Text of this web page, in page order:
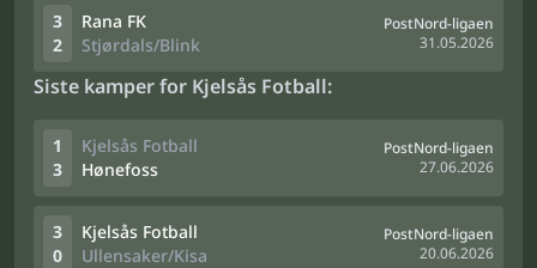
3
2
Rana FK
Stjørdals/Blink
PostNord-ligaen
31.05.2026
Siste kamper for Kjelsås Fotball:
1
3
Kjelsås Fotball
Hønefoss
PostNord-ligaen
27.06.2026
3
0
Kjelsås Fotball
Ullensaker/Kisa
PostNord-ligaen
20.06.2026